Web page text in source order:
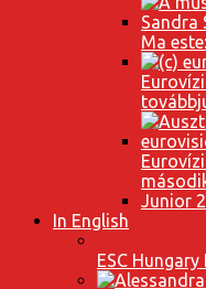
Ma
Junior
In English
ESC